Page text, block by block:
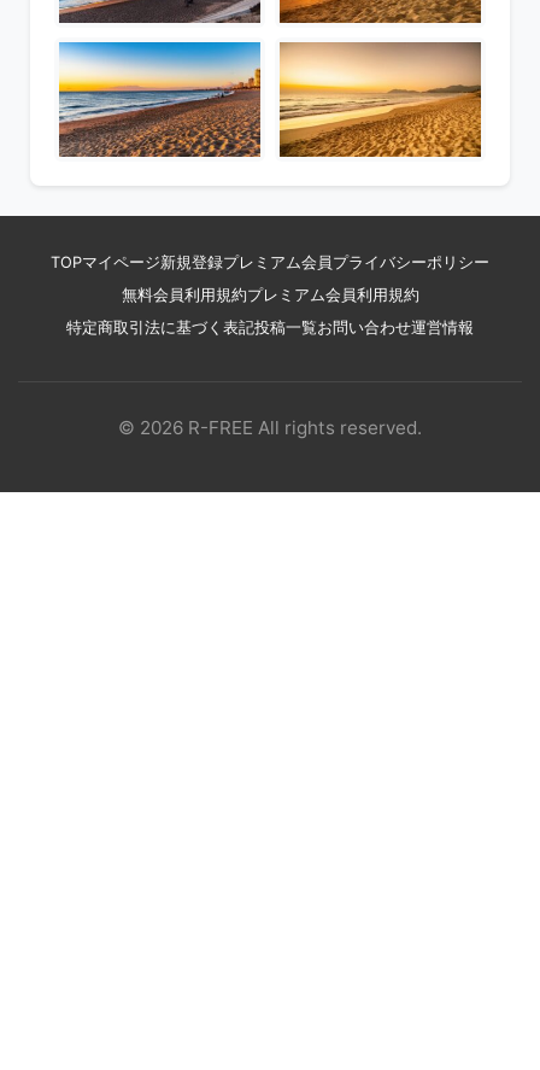
TOPマイページ新規登録プレミアム会員 プライバシーポリシー
無料会員利用規約プレミアム会員利用規約
特定商取引法に基づく表記投稿一覧お問い合わせ運営情報
© 2026 R-FREE All rights reserved.